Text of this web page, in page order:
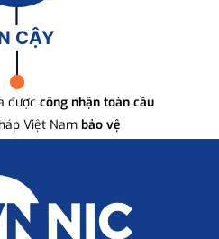
CẬY
được công nhận toàn cầu
Việt Nam bảo vệ